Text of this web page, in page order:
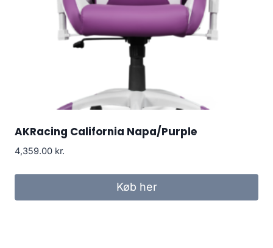
AKRacing California Napa/Purple
4,359.00 kr.
Køb her